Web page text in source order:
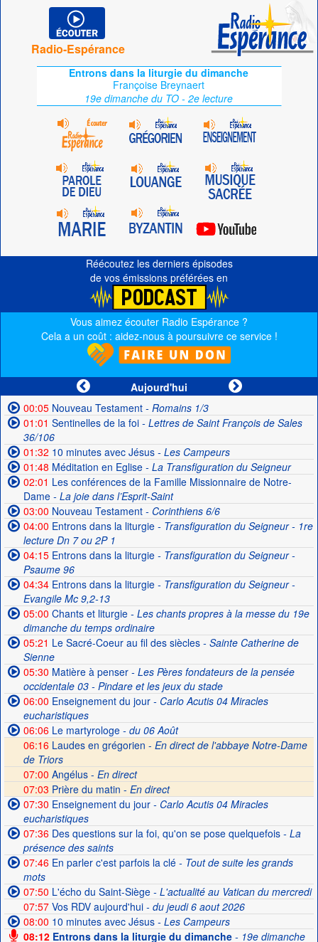
Radio-Espérance
Entrons dans la liturgie du dimanche
Françoise Breynaert
19e dimanche du TO - 2e lecture
Réécoutez les derniers épisodes
de vos émissions préférées en
Vous aimez écouter Radio Espérance ?
Cela a un coût : aidez-nous à poursuivre ce service !
Aujourd'hui
00:05Nouveau Testament- Romains 1/3
01:01 Sentinelles de la foi- Lettres de Saint François de Sales
36/106
01:32 10 minutes avec Jésus- Les Campeurs
01:48 Méditation en Eglise- La Transfiguration du Seigneur
02:01 Les conférences de la Famille Missionnaire de Notre-
Dame- La joie dans l’Esprit-Saint
03:00 Nouveau Testament- Corinthiens 6/6
04:00 Entrons dans la liturgie- Transfiguration du Seigneur - 1re
lecture Dn 7 ou 2P 1
04:15Entrons dans la liturgie- Transfiguration du Seigneur -
Psaume 96
04:34Entrons dans la liturgie- Transfiguration du Seigneur -
Evangile Mc 9,2-13
05:00 Chants et liturgie- Les chants propres à la messe du 19e
dimanche du temps ordinaire
05:21 Le Sacré-Coeur au fil des siècles- Sainte Catherine de
Sienne
05:30 Matière à penser- Les Pères fondateurs de la pensée
occidentale 03 - Pindare et les jeux du stade
06:00 Enseignement du jour- Carlo Acutis 04 Miracles
eucharistiques
06:06Le martyrologe- du 06 Août
06:16 Laudes en grégorien - En direct de l'abbaye Notre-Dame
de Triors
07:00 Angélus - En direct
07:03 Prière du matin - En direct
07:30 Enseignement du jour- Carlo Acutis 04 Miracles
eucharistiques
07:36Des questions sur la foi, qu'on se pose quelquefois- La
présence des saints
07:46En parler c'est parfois la clé- Tout de suite les grands
mots
07:50 L'écho du Saint-Siège- L'actualité au Vatican du mercredi
07:57Vos RDV aujourd'hui- du jeudi 6 aout 2026
08:00 10 minutes avec Jésus- Les Campeurs
08:12Entrons dans la liturgie du dimanche- 19e dimanche